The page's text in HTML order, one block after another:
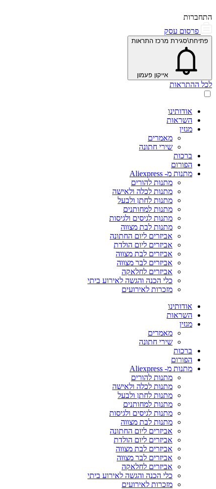
התחברות
פרסום עסק
פתיחת\סגירת מרכז התראות
אייקון פעמון
לכל ההתראות
אודותינו
השראות
מגזין
מאמרים
שירי חתונה
ברכות
הפורום
מתנות מ- Aliexpress
מתנות להורים
מתנות לכלה ולאישה
מתנות לחתן ולבעל
מתנות למחותנים
מתנות לגיסים ולגיסות
מתנות לבת מצווה
אביזרים ליום החתונה
אביזרים ליום הולדת
אביזרים לבת מצווה
אביזרים לבר מצווה
אביזרים לחלאקה
כלי הכנה והגשה לאירוע ביתי
מזכרות לאירועים
אודותינו
השראות
מגזין
מאמרים
שירי חתונה
ברכות
הפורום
מתנות מ- Aliexpress
מתנות להורים
מתנות לכלה ולאישה
מתנות לחתן ולבעל
מתנות למחותנים
מתנות לגיסים ולגיסות
מתנות לבת מצווה
אביזרים ליום החתונה
אביזרים ליום הולדת
אביזרים לבת מצווה
אביזרים לבר מצווה
אביזרים לחלאקה
כלי הכנה והגשה לאירוע ביתי
מזכרות לאירועים